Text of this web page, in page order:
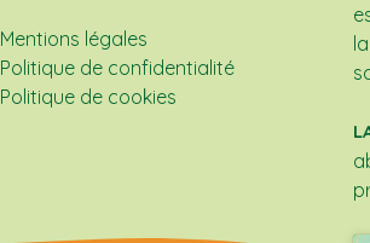
Mentions légales
Politique de confidentialité
Politique de cookies